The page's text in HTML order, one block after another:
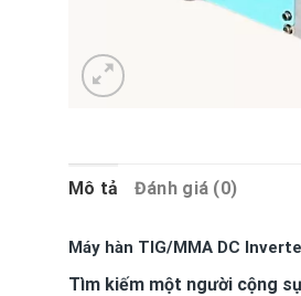
Mô tả Đánh giá (0)
Máy hàn TIG/MMA DC
Tìm kiếm một người cộng